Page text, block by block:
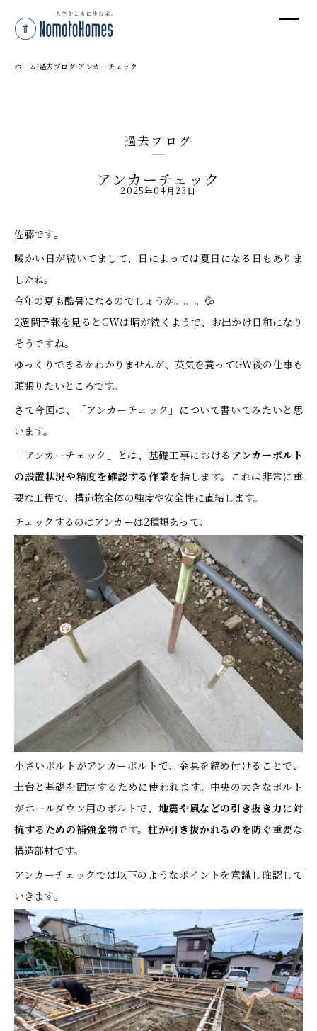
ホーム 過去ブログ アンカーチェック
過去ブログ
アンカーチェック
2025年04月23日
佐藤です。
暖かい日が続いてまして、日によっては夏日になる日もありま
したね。
今年の夏も酷暑になるのでしょうか。。。💦
2週間予報を見るとGWは晴が続くようで、お出かけ日和になり
そうですね。
ゆっくりできるかわかりませんが、英気を養ってGW後の仕事も
頑張りたいところです。
さて今回は、「アンカーチェック」について書いてみたいと思
います。
「アンカーチェック」とは、基礎工事における アンカーボルト
の設置状況や精度を確認する作業を指します。これは非常に重
要な工程で、構造物全体の強度や安全性に直結します。
チェックするのはアンカーは2種類あって、
小さいボルトがアンカーボルトで、金具を締め付けることで、
土台と基礎を固定するために使われます。中央の大きなボルト
がホールダウン用のボルトで、 地震や風などの引き抜き力に対
抗するための補強金物です。柱が引き抜かれるのを防ぐ重要な
構造部材です。
アンカーチェックでは以下のようなポイントを意識し確認して
いきます。